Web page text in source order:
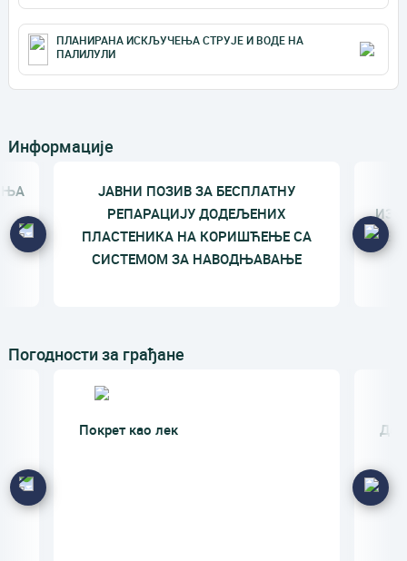
ПЛАНИРАНА ИСКЉУЧЕЊА СТРУЈЕ И ВОДЕ НА
ПАЛИЛУЛИ
Информације
ЈАВНИ ПОЗИВ ЗА БЕСПЛАТНУ
РЕПАРАЦИЈУ ДОДЕЉЕНИХ
ПЛАСТЕНИКА НА КОРИШЋЕЊЕ СА
СИСТЕМОМ ЗА НАВОДЊАВАЊЕ
Погодности за грађане
Покрет као лек Да